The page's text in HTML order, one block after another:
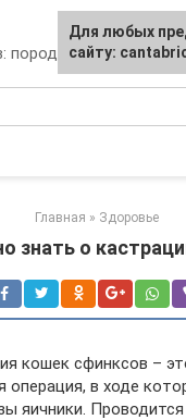
породы, содержание,
Главная » Здоровье
знать о
кошек сфинксов –
операция, в ходе
яичники.
Для любых
сайту: